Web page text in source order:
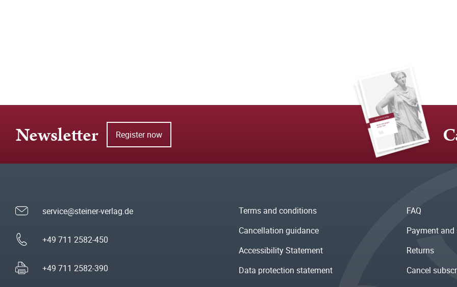
Newsletter Register now
service@steiner-verlag.de
+49 711 2582-450
+49 711 2582-390
Terms and conditions
Cancellation guidance
Accessibility Statement
Data protection statement
FAQ
Payment
Returns
Cancel